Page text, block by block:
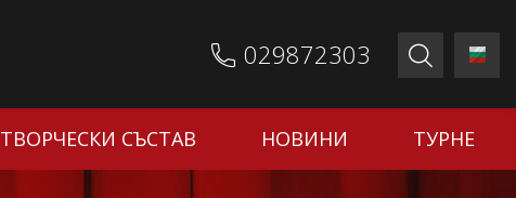
029872303
ТВОРЧЕСКИ СЪСТАВ НОВИНИ ТУРНЕ